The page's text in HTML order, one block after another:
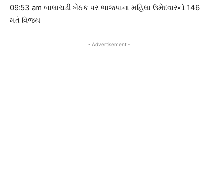
09:53 am બાલાચડી બેઠક પર ભાજપાના મહિલા ઉમેદવારનો 146
મતે વિજય
- Advertisement -